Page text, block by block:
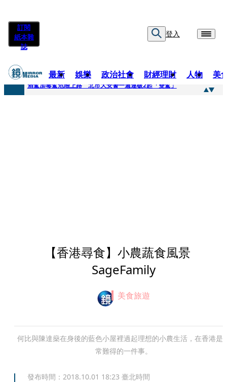
訂閱
紙本雜
誌
登入
最新 娛樂 政治社會 財經理財 人物 美
快訊
酒駕加毒駕危險上路 北市大安警一週連破2起「雙駕」
【香港尋食】小農蔬食風景
SageFamily
美食旅遊
何比與陳達燊在身後的藍色小屋裡過起理想的小農生活，在香港是
常難得的一件事。
發布時間： 2018.10.01 18:23 臺北時間